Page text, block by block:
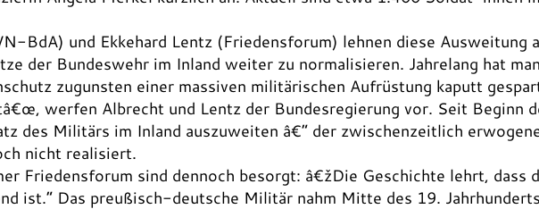
BdA) und Ekkehard Lentz (Friedensforum) lehnen diese Ausweitung
der Bundeswehr im Inland weiter zu normalisieren. Jahrelang hat
zugunsten einer massiven militärischen Aufrüstung kaputt
werfen Albrecht und Lentz der Bundesregierung vor. Seit Beginn
des Militärs im Inland auszuweiten â€“ der zwischenzeitlich
nicht realisiert.
Friedensforum sind dennoch besorgt: â€žDie Geschichte lehrt, dass
ist.“ Das preußisch-deutsche Militär nahm Mitte des 19.